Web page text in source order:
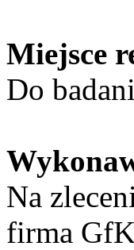
Miejsce
Do
Na
firma